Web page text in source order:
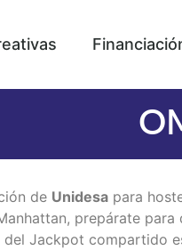
de Unidesa para
prepárate para
Jackpot compartido